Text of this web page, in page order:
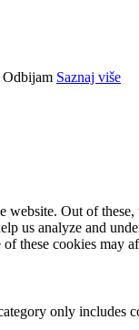
Odbijam Saznaj više
Out of
us analyze and
these cookies may
only